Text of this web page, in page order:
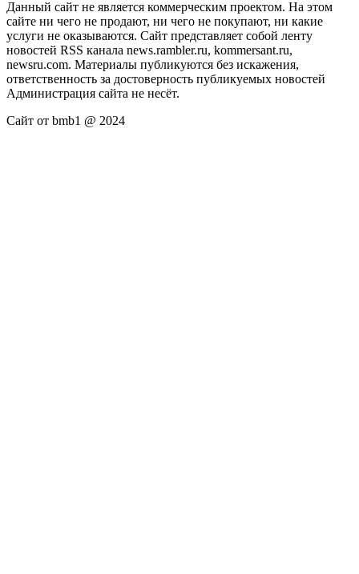
Данный сайт не является коммерческим проектом. На этом
сайте ни чего не продают, ни чего не покупают, ни какие
услуги не оказываются. Сайт представляет собой ленту
новостей RSS канала news.rambler.ru, kommersant.ru,
newsru.com. Материалы публикуются без искажения,
ответственность за достоверность публикуемых новостей
Администрация сайта не несёт.
Сайт от bmb1 @ 2024